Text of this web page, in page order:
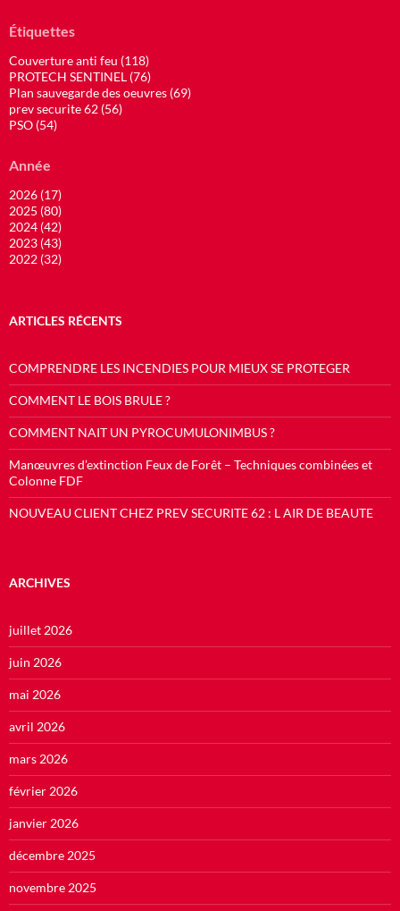
Étiquettes
Couverture anti feu (118)
PROTECH SENTINEL (76)
Plan sauvegarde des oeuvres (69)
prev securite 62 (56)
PSO (54)
Année
2026 (17)
2025 (80)
2024 (42)
2023 (43)
2022 (32)
ARTICLES RÉCENTS
COMPRENDRE LES INCENDIES POUR MIEUX SE PROTEGER
COMMENT LE BOIS BRULE ?
COMMENT NAIT UN PYROCUMULONIMBUS ?
Manœuvres d’extinction Feux de Forêt – Techniques combinées et
Colonne FDF
NOUVEAU CLIENT CHEZ PREV SECURITE 62 : L AIR DE BEAUTE
ARCHIVES
juillet 2026
juin 2026
mai 2026
avril 2026
mars 2026
février 2026
janvier 2026
décembre 2025
novembre 2025